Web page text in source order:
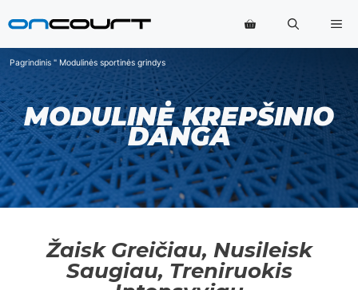
prie
Pagrindinis " Modulinės sportinės grindys
MODULINĖ KREPŠINIO
DANGA
Žaisk Greičiau, Nusileisk
Saugiau, Treniruokis